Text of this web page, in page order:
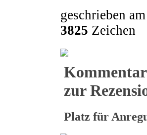
geschrieben
3825 Zeichen
zur
Platz für